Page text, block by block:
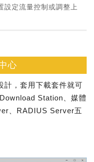
設定流量控制或調整上
心
計，套用下載套件就可
Station、媒體
、RADIUS Server五